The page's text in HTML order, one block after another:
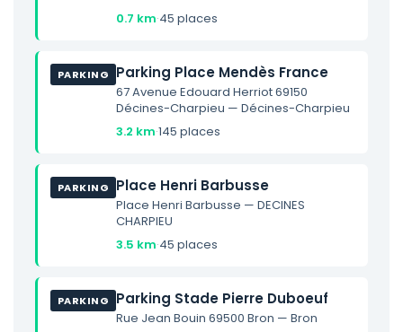
0.7 km·45 places
PARKING Parking Place Mendès France
67 Avenue Edouard Herriot 69150
Décines-Charpieu — Décines-Charpieu
3.2 km·145 places
PARKING Place Henri Barbusse
Place Henri Barbusse — DECINES
CHARPIEU
3.5 km·45 places
PARKING Parking Stade Pierre Duboeuf
Rue Jean Bouin 69500 Bron — Bron